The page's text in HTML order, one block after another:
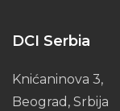
DCI Serbia
Knićaninova 3,
Beograd, Srbija